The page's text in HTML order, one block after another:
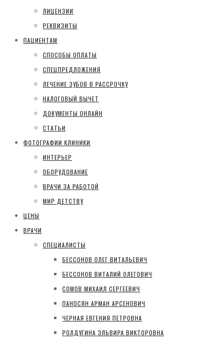
ЛИЦЕНЗИИ
РЕКВИЗИТЫ
ПАЦИЕНТАМ
СПОСОБЫ ОПЛАТЫ
СПЕЦПРЕДЛОЖЕНИЯ
ЛЕЧЕНИЕ ЗУБОВ В РАССРОЧКУ
НАЛОГОВЫЙ ВЫЧЕТ
ДОКУМЕНТЫ ОНЛАЙН
СТАТЬИ
ФОТОГРАФИИ КЛИНИКИ
ИНТЕРЬЕР
ОБОРУДОВАНИЕ
ВРАЧИ ЗА РАБОТОЙ
МИР ДЕТСТВУ
ЦЕНЫ
ВРАЧИ
СПЕЦИАЛИСТЫ
БЕССОНОВ ОЛЕГ ВИТАЛЬЕВИЧ
БЕССОНОВ ВИТАЛИЙ ОЛЕГОВИЧ
СОМОВ МИХАИЛ СЕРГЕЕВИЧ
ПАНОСЯН АРМАН АРСЕНОВИЧ
ЧЕРНАЯ ЕВГЕНИЯ ПЕТРОВНА
РОЛДУГИНА ЭЛЬВИРА ВИКТОРОВНА